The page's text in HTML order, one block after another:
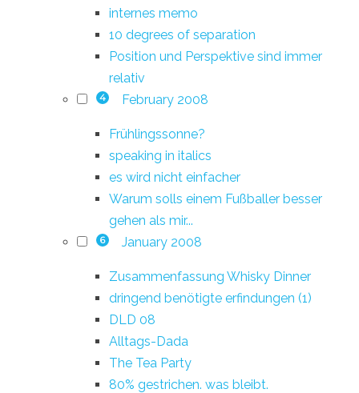
internes memo
10 degrees of separation
Position und Perspektive sind immer
relativ
4 February 2008
Frühlingssonne?
speaking in italics
es wird nicht einfacher
Warum solls einem Fußballer besser
gehen als mir...
6 January 2008
Zusammenfassung Whisky Dinner
dringend benötigte erfindungen (1)
DLD 08
Alltags-Dada
The Tea Party
80% gestrichen. was bleibt.